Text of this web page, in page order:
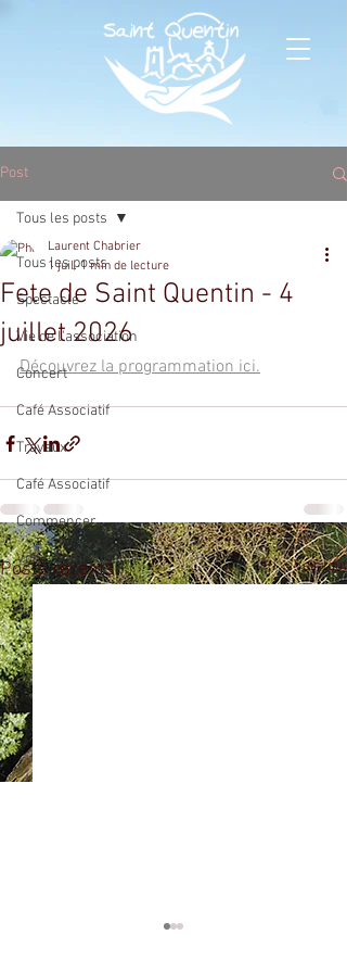
Post
Tous les posts
Spectacle
Vie de l'association
Concert
Café Associatif
Travaux
Café Associatif
Commencer
Votre communauté
Tous les posts
Fete de Saint Quentin - 4
juillet 2026
Laurent Chabrier
1 juil. 1 min de lecture
Découvrez la programmation ici.
Posts récents Voir tout